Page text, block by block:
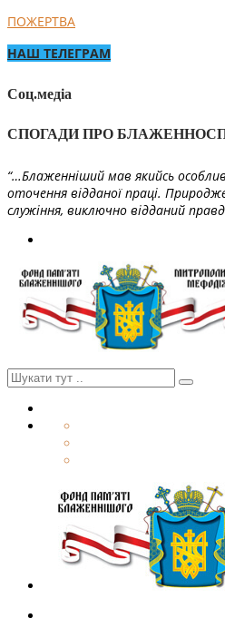
ПОЖЕРТВА
НАШ ТЕЛЕГРАМ
Соц.медіа
СПОГАДИ ПРО
“…Блаженніший мав якийсь
оточення відданої праці.
служіння, виключно відданий